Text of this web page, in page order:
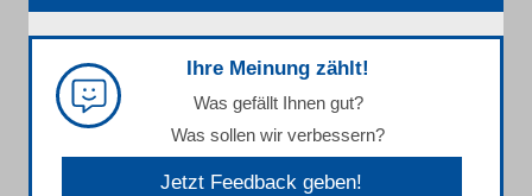
Ihre Meinung zählt!
Was gefällt Ihnen gut?
Was sollen wir verbessern?
Jetzt Feedback geben!